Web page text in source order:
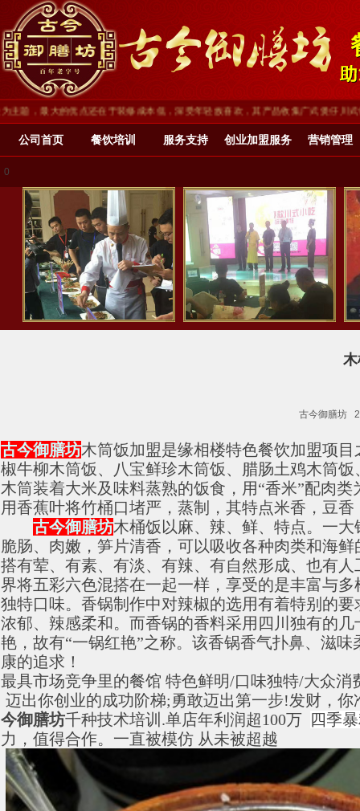
最大的优点还在于装修成本低，深受年轻族喜欢，其产品收集广式煲仔川式
公司首页 餐饮培训 服务支持 创业加盟服务 营销管理
0
古今御膳坊
古今御膳坊木筒饭加盟是缘相楼特色餐饮加盟项
椒牛柳木筒饭、八宝鲜珍木筒饭、腊肠土鸡木筒
木筒装着大米及味料蒸熟的饭食，用“香米”配肉
用香蕉叶将竹桶口堵严，蒸制，其特点米香，豆
古今御膳坊木桶饭以麻、辣、鲜、特点。一
脆肠、肉嫩，笋片清香，可以吸收各种肉类和海
搭有荤、有素、有淡、有辣、有自然形成、也有
界将五彩六色混搭在一起一样，享受的是丰富与
独特口味。香锅制作中对辣椒的选用有着特别的
浓郁、辣感柔和。而香锅的香料采用四川独有的
艳，故有“一锅红艳”之称。该香锅香气扑鼻、滋
康的追求！
最具市场竞争里的餐馆 特色鲜明/口味独特/大众消
迈出你创业的成功阶梯;勇敢迈出第一步!发财，你
今御膳坊千种技术培训 .单店年利润超100万
四季
力，值得合作。一直被模仿 从未被超越